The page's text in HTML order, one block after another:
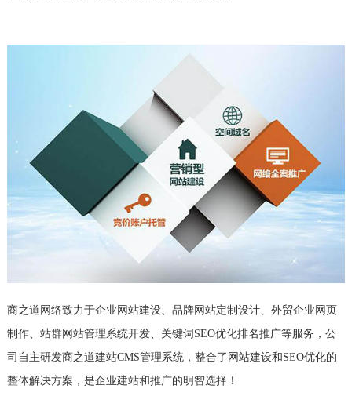
商之道网络致力于企业网站建设、品牌网站定制设计、外贸企业网页
制作、站群网站管理系统开发、关键词SEO优化排名推广等服务，公
司自主研发商之道建站CMS管理系统，整合了网站建设和SEO优化的
整体解决方案，是企业建站和推广的明智选择！